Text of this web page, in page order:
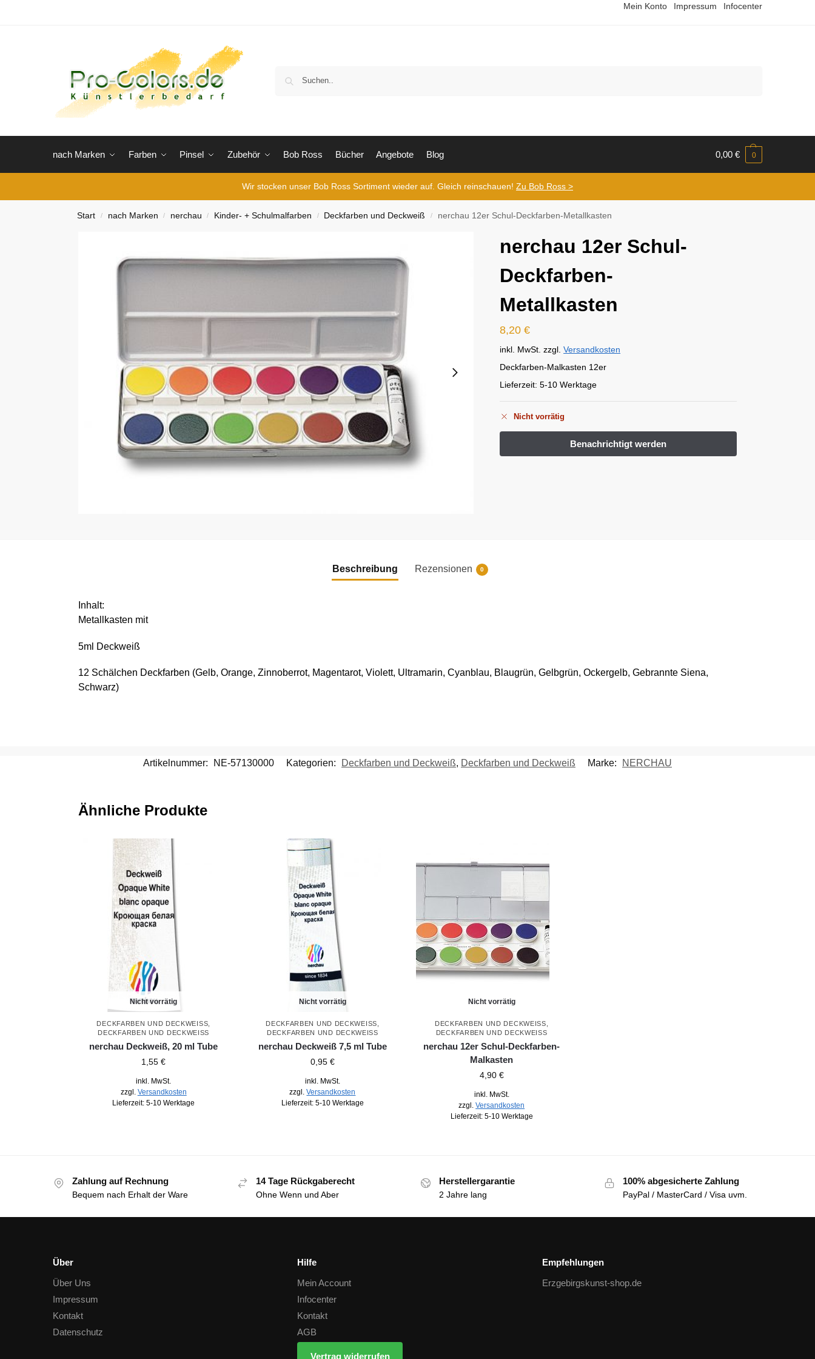
Mein Konto Impressum Infocenter
nach Marken Farben Pinsel Zubehör Bob Ross Bücher Angebote Blog 0,00 € 0
Wir stocken unser Bob Ross Sortiment wieder auf. Gleich reinschauen! Zu Bob Ross >
Start / nach Marken / nerchau / Kinder- + Schulmalfarben / Deckfarben und Deckweiß / nerchau 12er Schul-Deckfarben-Metallkasten
nerchau 12er Schul-
Deckfarben-
Metallkasten
8,20€
inkl. MwSt. zzgl.Versandkosten
Deckfarben-Malkasten 12er
Lieferzeit:5-10 Werktage
Nicht vorrätig
Beschreibung Rezensionen 0
Inhalt:
Metallkasten mit
5ml Deckweiß
12 Schälchen Deckfarben (Gelb, Orange, Zinnoberrot, Magentarot, Violett, Ultramarin, Cyanblau, Blaugrün, Gelbgrün, Ockergelb, Gebrannte Siena,
Schwarz)
Artikelnummer: NE-57130000 Kategorien: Deckfarben und Deckweiß, Deckfarben und Deckweiß Marke: NERCHAU
Ähnliche Produkte
Nicht vorrätig
DECKFARBEN UND DECKWEISS
DECKFARBEN UND DECKWEISS
nerchau Deckweiß, 20 ml Tube
1,55€
inkl. MwSt.
zzgl. Versandkosten
Lieferzeit:5-10 Werktage
Nicht vorrätig
DECKFARBEN UND DECKWEISS
DECKFARBEN UND DECKWEISS
nerchau Deckweiß 7,5 ml Tube
0,95 €
inkl. MwSt.
zzgl.Versandkosten
Lieferzeit: 5-10 Werktage
Nicht vorrätig
DECKFARBEN UND DECKWEISS
DECKFARBEN UND DECKWEISS
nerchau 12er Schul-Deckfarben-
Malkasten
4,90 €
inkl. MwSt.
zzgl.Versandkosten
Lieferzeit: 5-10 Werktage
Zahlung auf Rechnung
Bequem nach Erhalt der Ware
14 Tage Rückgaberecht
Ohne Wenn und Aber
Herstellergarantie
2 Jahre lang
100% abgesicherte Zahlung
PayPal / MasterCard / Visa uvm.
Über
Über Uns
Impressum
Kontakt
Datenschutz
Hilfe
Mein Account
Infocenter
Kontakt
AGB
Vertrag widerrufen
Empfehlungen
Erzgebirgskunst-shop.de